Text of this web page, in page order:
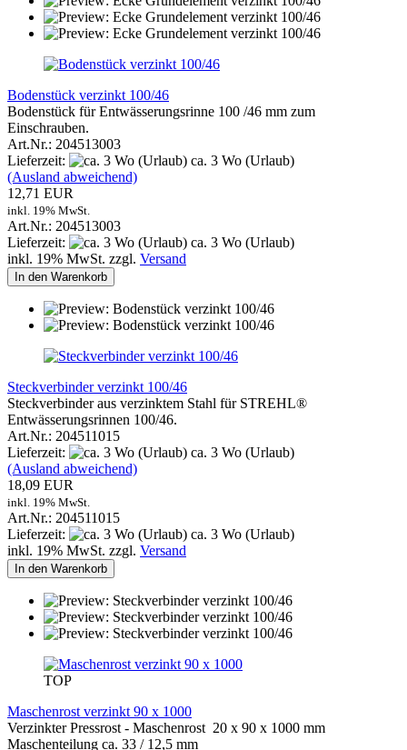
Bodenstück verzinkt 100/46
Bodenstück für Entwässerungsrinne 100 /46 mm zum
Einschrauben.
Art.Nr.: 204513003
Lieferzeit:
ca. 3 Wo (Urlaub)
(Ausland abweichend)
12,71 EUR
inkl. 19% MwSt.
Art.Nr.: 204513003
Lieferzeit:
ca. 3 Wo (Urlaub)
inkl. 19% MwSt. zzgl. Versand
In den Warenkorb
Steckverbinder verzinkt 100/46
Steckverbinder aus verzinktem Stahl für STREHL®
Entwässerungsrinnen 100/46.
Art.Nr.: 204511015
Lieferzeit:
ca. 3 Wo (Urlaub)
(Ausland abweichend)
18,09 EUR
inkl. 19% MwSt.
Art.Nr.: 204511015
Lieferzeit:
ca. 3 Wo (Urlaub)
inkl. 19% MwSt. zzgl. Versand
In den Warenkorb
TOP
Maschenrost verzinkt 90 x 1000
Verzinkter Pressrost - Maschenrost 20 x 90 x 1000 mm
Maschenteilung ca. 33 / 12,5 mm